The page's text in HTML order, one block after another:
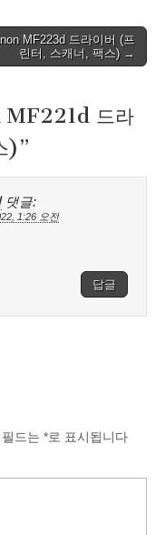
MF223d 드라이버 (프
린터, 스캐너, 팩스) →
MF221d 드라
)”
댓글:
1:26 오전
답글
드는 *로 표시됩니다